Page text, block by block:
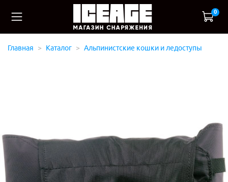
0
Главная Каталог Альпинистские кошки и ледоступы